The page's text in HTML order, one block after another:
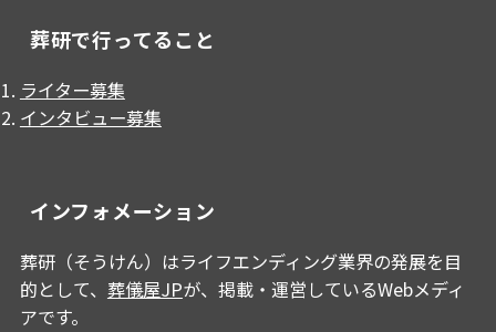
葬研で行ってること
ライター募集
インタビュー募集
インフォメーション
葬研（そうけん）はライフエンディング業界の発展を目
的として、 葬儀屋JPが、掲載・運営しているWebメディ
アです。